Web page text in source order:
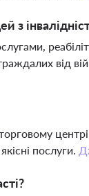
з
від
послуги.